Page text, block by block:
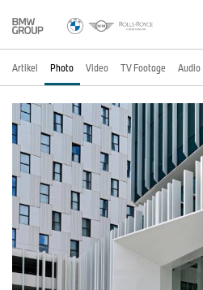
Artikel Photo Video TV Footage Audio